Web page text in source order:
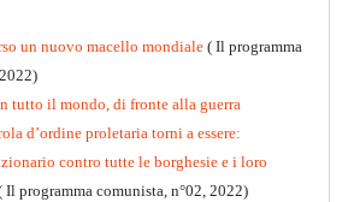
Programm
un nuovo macello mondiale ( Il programma
tutto il mondo, di fronte alla guerra
d’ordine proletaria torni a essere:
contro tutte le borghesie e i loro
programma comunista, n°02, 2022)